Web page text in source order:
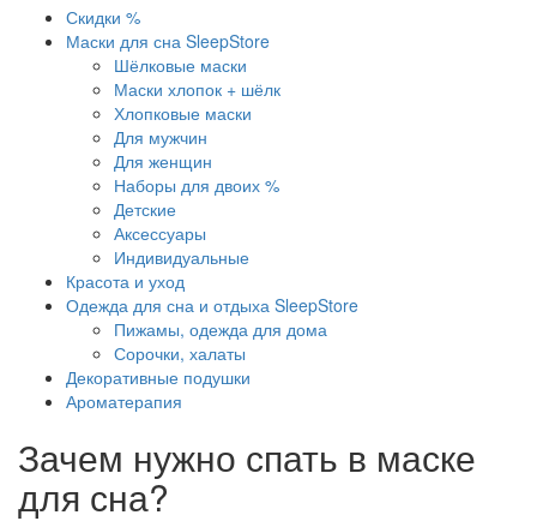
Скидки %
Маски для сна SleepStore
Шёлковые маски
Маски хлопок + шёлк
Хлопковые маски
Для мужчин
Для женщин
Наборы для двоих %
Детские
Аксессуары
Индивидуальные
Красота и уход
Одежда для сна и отдыха SleepStore
Пижамы, одежда для дома
Сорочки, халаты
Декоративные подушки
Ароматерапия
Зачем нужно спать в маске
для сна?